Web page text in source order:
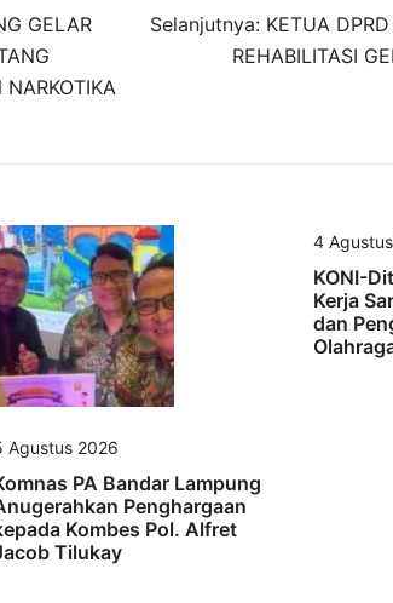
GELAR
Selanjutnya: KETUA
REHABILITASI
Agustus 2026
PA Bandar Lampung
Penghargaan
Kombes Pol. Alfret
Tilukay
4
KONI-
Kerja
dan